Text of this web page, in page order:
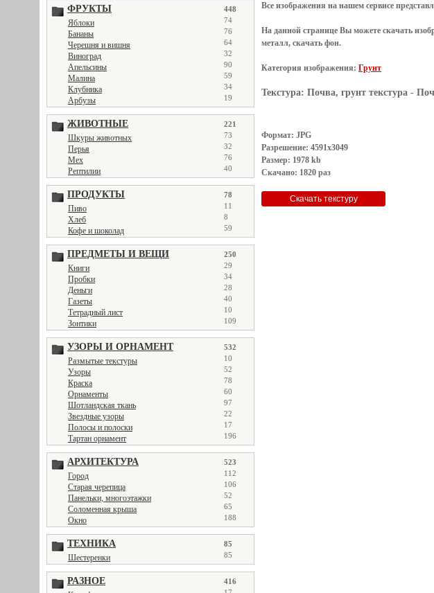
ФРУКТЫ 448
Яблоки 74
Бананы 76
Черешня и вишня 64
Виноград 32
Апельсины 90
Малина 59
Клубника 34
Арбузы 19
ЖИВОТНЫЕ 221
Шкуры животных 73
Перья 32
Мех 76
Рептилии 40
ПРОДУКТЫ 78
Пиво 11
Хлеб 8
Кофе и шоколад 59
ПРЕДМЕТЫ И ВЕЩИ 250
Книги 29
Пробки 34
Деньги 28
Газеты 40
Тетрадный лист 10
Зонтики 109
УЗОРЫ И ОРНАМЕНТ 532
Размытые текстуры 10
Узоры 52
Краска 78
Орнаменты 60
Шотландская ткань 97
Звездные узоры 22
Полосы и полоски 17
Тартан орнамент 196
АРХИТЕКТУРА 523
Город 112
Старая черепица 106
Панельки, многоэтажки 52
Соломенная крыша 65
Окно 188
ТЕХНИКА 85
Шестеренки 85
РАЗНОЕ 416
Все изображения на нашем сервисе
На данной странице Вы можете скачать
металл, скачать фон.
Категория изображения: Грунт
Текстура: Почва, грунт текстура -
Формат: JPG
Разрешение: 4591x3049
Размер: 1978 kb
Скачано: 1820 раз